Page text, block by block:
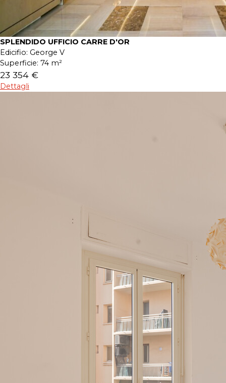
SPLENDIDO UFFICIO CARRE D'OR
Edicifio: George V
Superficie: 74 m²
23 354 €
Dettagli